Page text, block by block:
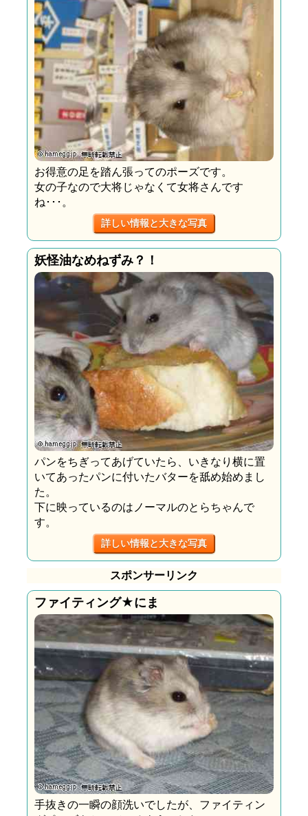
お得意の足を踏ん張ってのポーズです。
女の子なので大将じゃなくて女将さんです
ね･･･。
詳しい情報と大きな写真
妖怪油なめねずみ？！
パンをちぎってあげていたら、いきなり横に置
いてあったパンに付いたバターを舐め始めまし
た。
下に映っているのはノーマルのとらちゃんで
す。
詳しい情報と大きな写真
スポンサーリンク
ファイティング★にま
手抜きの一瞬の顔洗いでしたが、ファイティン